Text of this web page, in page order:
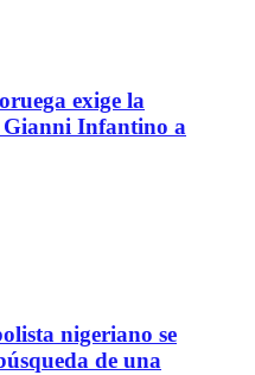
exige la
Gianni Infantino a
nigeriano se
de una